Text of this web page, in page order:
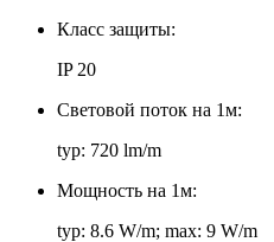
Класс защиты:
IP 20
Световой поток на 1м:
typ: 720 lm/m
Мощность на 1м:
typ: 8.6 W/m; max: 9 W/m